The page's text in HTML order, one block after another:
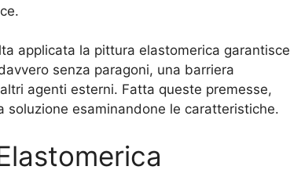
applicata la pittura elastomerica garantisce
senza paragoni, una barriera
agenti esterni. Fatta queste premesse,
esaminandone le caratteristiche.